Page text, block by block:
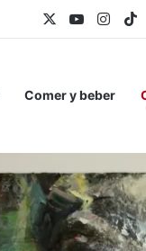
YouTube
Comer y beber